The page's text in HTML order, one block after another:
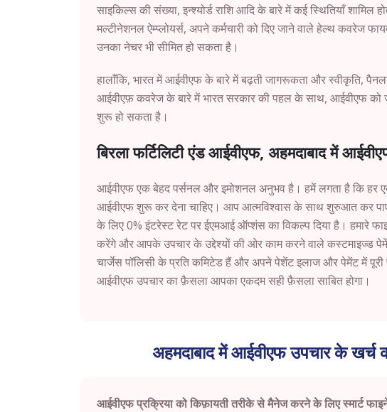
साइकिल्स की संख्या, इन्श्योर्ड राशि आदि के बारे में कई स्थितियाँ शामिल
मल्टीनेशनल ऐम्प्लोयर्स, अपने कर्मचारी को दिए जाने वाले हेल्थ कवरेज
उनका नेचर भी सीमित हो सकता है।
हालाँकि, भारत में आईवीएफ के बारे में बढ़ती जागरूकता और स्वीकृति,
आईवीएफ़ कवरेज के बारे में भारत सरकार की पहल के साथ, आईवीएफ को जल्द
शुरू हो सकता है।
बिरला फर्टिलिटी एंड आईवीएफ, अहमदाबाद में
आईवीएफ एक बेहद पर्सनल और इमोशनल अनुभव है। हमें लगता है कि हर
आईवीएफ शुरू कर देना चाहिए। आप आत्मविश्वास के साथ शुरुआत कर
के लिए 0% इंटरेस्ट रेट पर ईएमआई ऑप्शंस का विकल्प दिया है। हमारे
करेंगे और आपके उपचार के उद्देश्यों की ओर काम करने वाले कस्टमाइज्ड
चार्जेस पॉलिसी के प्रति कमिटेड हैं और अपने पेशेंट इलाज और पेमेंट में पूरी
आईवीएफ उपचार का फ़ैसला आपका एकदम सही फ़ैसला साबित होगा।
अहमदाबाद में आईवीएफ उपचार के खर्च
आईवीएफ प्रक्रिया को किफ़ायती तरीके से मैनेज करने के लिए स्मार्ट